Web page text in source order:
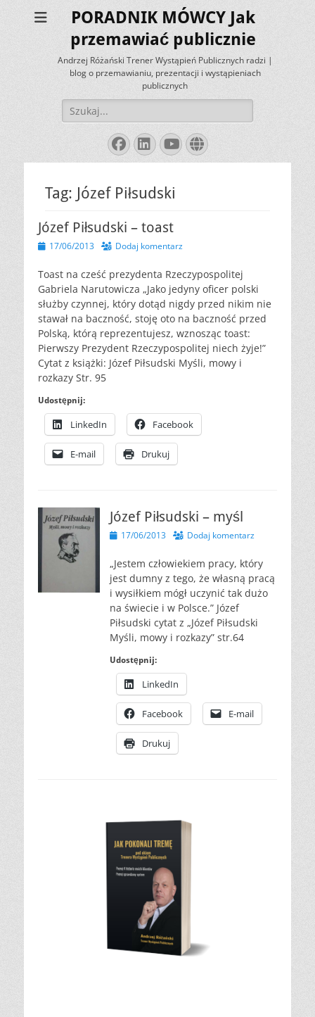
PORADNIK MÓWCY Jak
przemawiać publicznie
Andrzej Różański Trener Wystąpień Publicznych radzi |
blog o przemawianiu, prezentacji i wystąpieniach
publicznych
Szukaj:
Facebook
LinkedIn
YouTube
Website
Tag: Józef Piłsudski
Józef Piłsudski – toast
Opublikowano
17/06/2013 Dodaj komentarz
Toast na cześć prezydenta Rzeczypospolitej
Gabriela Narutowicza „Jako jedyny oficer polski
służby czynnej, który dotąd nigdy przed nikim nie
stawał na baczność, stoję oto na baczność przed
Polską, którą reprezentujesz, wznosząc toast:
Pierwszy Prezydent Rzeczypospolitej niech żyje!”
Cytat z książki: Józef Piłsudski Myśli, mowy i
rozkazy Str. 95
Udostępnij:
LinkedIn Facebook
E-mail Drukuj
Józef Piłsudski – myśl
Opublikowano
17/06/2013 Dodaj komentarz
„Jestem człowiekiem pracy, który
jest dumny z tego, że własną pracą
i wysiłkiem mógł uczynić tak dużo
na świecie i w Polsce.” Józef
Piłsudski cytat z „Józef Piłsudski
Myśli, mowy i rozkazy” str.64
Udostępnij:
LinkedIn
Facebook E-mail
Drukuj